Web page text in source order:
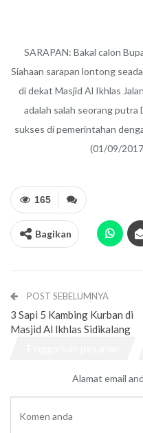
SARAPAN: Bakal calon
Siahaan sarapan lontong
di dekat Masjid Al Ikhlas
adalah salah seorang putra
sukses di pemerintahan
(01/09/
165
Bagikan
POST SEBELUMNYA
3 Sapi 5 Kambing Kurban di
Masjid Al Ikhlas Sidikalang
Alamat email